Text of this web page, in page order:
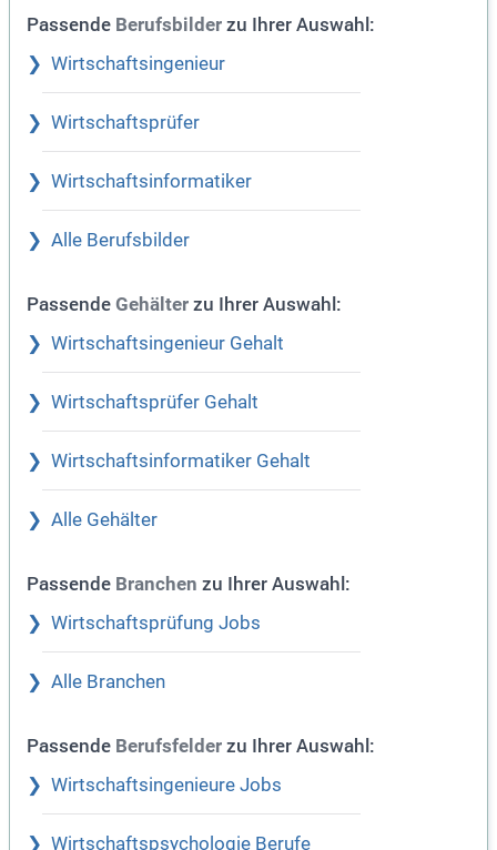
Passende Berufsbilder zu Ihrer Auswahl:
Wirtschaftsingenieur
Wirtschaftsprüfer
Wirtschaftsinformatiker
Alle Berufsbilder
Passende Gehälter zu Ihrer Auswahl:
Wirtschaftsingenieur Gehalt
Wirtschaftsprüfer Gehalt
Wirtschaftsinformatiker Gehalt
Alle Gehälter
Passende Branchen zu Ihrer Auswahl:
Wirtschaftsprüfung Jobs
Alle Branchen
Passende Berufsfelder zu Ihrer Auswahl:
Wirtschaftsingenieure Jobs
Wirtschaftspsychologie Berufe